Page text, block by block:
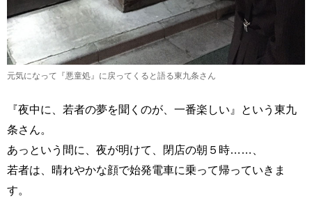
元気になって『悪童処』に戻ってくると語る東九条さん
『夜中に、若者の夢を聞くのが、一番楽しい』という東九
条さん。
あっという間に、夜が明けて、閉店の朝５時……、
若者は、晴れやかな顔で始発電車に乗って帰っていきま
す。